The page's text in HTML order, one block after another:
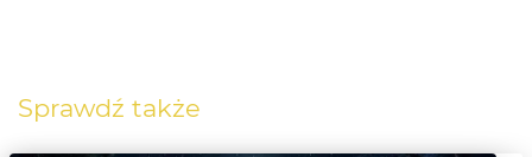
Sprawdź także